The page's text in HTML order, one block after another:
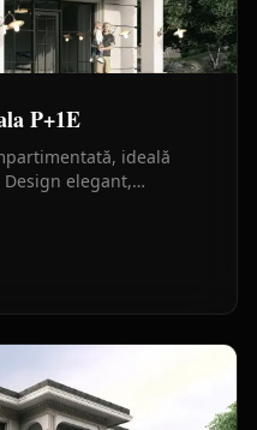
P+1E
ideală
elegant,